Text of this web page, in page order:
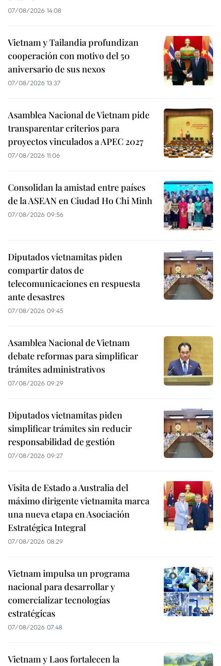
07/08/2026 14:08
Vietnam y Tailandia profundizan
cooperación con motivo del 50
aniversario de sus nexos
07/08/2026 13:37
Asamblea Nacional de Vietnam pide
transparentar criterios para
proyectos vinculados a APEC 2027
07/08/2026 11:06
Consolidan la amistad entre países
de la ASEAN en Ciudad Ho Chi Minh
07/08/2026 09:56
Diputados vietnamitas piden
compartir datos de
telecomunicaciones en respuesta
ante desastres
07/08/2026 09:45
Asamblea Nacional de Vietnam
debate reformas para simplificar
trámites administrativos
07/08/2026 09:29
Diputados vietnamitas piden
simplificar trámites sin reducir
responsabilidad de gestión
07/08/2026 09:27
Visita de Estado a Australia del
máximo dirigente vietnamita marca
una nueva etapa en Asociación
Estratégica Integral
07/08/2026 08:29
Vietnam impulsa un programa
nacional para desarrollar y
comercializar tecnologías
estratégicas
07/08/2026 07:48
Vietnam y Laos fortalecen la